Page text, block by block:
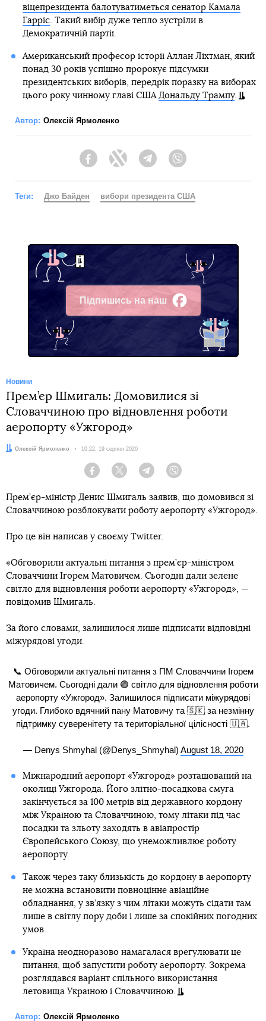
віцепрезидента балотуватиметься сенатор Камала
Гарріс. Такий вибір дуже тепло зустріли в
Демократичній партії.
Американський професор історії Аллан Ліхтман, який
понад 30 років успішно пророкує підсумки
президентських виборів, передрік поразку на виборах
цього року чинному главі США Дональду Трампу.
Автор: Олексій Ярмоленко
FacebookTwitter Telegram
Теги: Джо Байден вибори президента США
Підпишись на наш
Facebook
Новини
Прем’єр Шмигаль: Домовилися зі
Словаччиною про відновлення роботи
аеропорту «Ужгород»
Автор:
Олексій Ярмоленко Дата:
10:22, 19 серпня 2020
Facebook Twitter Telegram
Прем’єр-міністр Денис Шмигаль заявив, що домовився зі
Словаччиною розблокувати роботу аеропорту «Ужгород».
Про це він написав у своєму Twitter.
«Обговорили актуальні питання з прем’єр-міністром
Словаччини Ігорем Матовичем. Сьогодні дали зелене
світло для відновлення роботи аеропорту «Ужгород», —
повідомив Шмигаль.
За його словами, залишилося лише підписати відповідні
міжурядові угоди.
📞 Обговорили актуальні питання з ПМ Словаччини Ігорем
Матовичем. Сьогодні дали 🟢 світло для відновлення роботи
аеропорту «Ужгород». Залишилося підписати міжурядові
угоди. Глибоко вдячний пану Матовичу та 🇸🇰 за незмінну
підтримку суверенітету та територіальної цілісності 🇺🇦.
— Denys Shmyhal (@Denys_Shmyhal) August 18, 2020
Міжнародний аеропорт «Ужгород» розташований на
околиці Ужгорода. Його злітно-посадкова смуга
закінчується за 100 метрів від державного кордону
між Україною та Словаччиною, тому літаки під час
посадки та зльоту заходять в авіапростір
Європейського Союзу, що унеможливлює роботу
аеропорту.
Також через таку близькість до кордону в аеропорту
не можна встановити повноцінне авіаційне
обладнання, у зв’язку з чим літаки можуть сідати там
лише в світлу пору доби і лише за спокійних погодних
умов.
Україна неодноразово намагалася врегулювати це
питання, щоб запустити роботу аеропорту. Зокрема
розглядався варіант спільного використання
летовища Україною і Словаччиною.
Автор: Олексій Ярмоленко